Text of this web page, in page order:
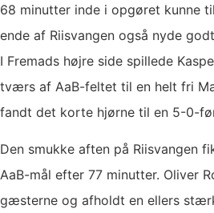
68 minutter inde i opgøret kunne
ende af Riisvangen også nyde
I Fremads højre side spillede
tværs af AaB-feltet til en helt fri
fandt det korte hjørne til en 5-0-
Den smukke aften på Riisvangen
AaB-mål efter 77 minutter. Oliver
gæsterne og afholdt en ellers